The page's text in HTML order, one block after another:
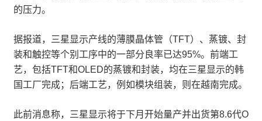
的压力。
据报道，三星显示产线的薄膜晶体管（TFT）、蒸镀、封
装和触控等个别工序中的一部分良率已达95%。前端工
艺，包括TFT和OLED的蒸镀和封装，均在三星显示的韩
国工厂完成；后端工艺，例如模块组装，则在越南完成。
此前消息称，三星显示将于下月开始量产并出货第8.6代O